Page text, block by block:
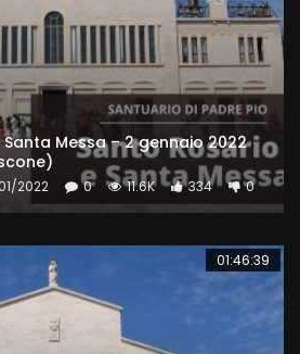
Messa – 2 gennaio 2022
2022 0 11.6K 334 0
01:46:39